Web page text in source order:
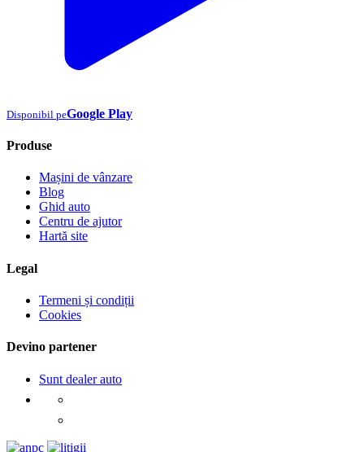
Disponibil peGoogle Play
Produse
Mașini de vânzare
Blog
Ghid auto
Centru de ajutor
Hartă site
Legal
Termeni și condiții
Cookies
Devino partener
Sunt dealer auto